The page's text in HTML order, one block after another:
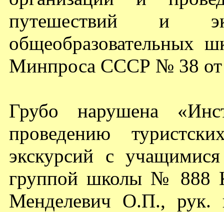
путешествий и
общеобразовательных
Минпроса СССР № 38 от
Грубо нарушена
проведению
экскурсий с
группой школы № 888
Менделевич О.П., рук.